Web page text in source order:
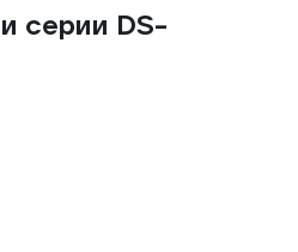
серии DS-